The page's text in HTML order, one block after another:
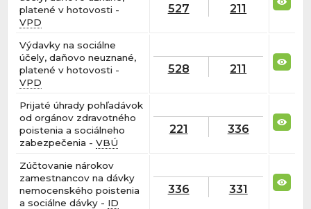
platené v hotovosti -
VPD
527 211
Výdavky na sociálne
účely, daňovo neuznané,
platené v hotovosti -
VPD
528 211
Prijaté úhrady pohľadávok
od orgánov zdravotného
poistenia a sociálneho
zabezpečenia -VBÚ
221 336
Zúčtovanie nárokov
zamestnancov na dávky
nemocenského poistenia
a sociálne dávky - ID
336 331